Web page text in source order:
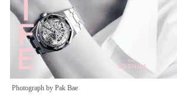
Photograph by Pak Bae